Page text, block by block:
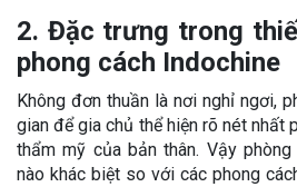
2. Đặc trưng trong
phong cách Indochine
Không đơn thuần là nơi nghỉ ngơi,
gian để gia chủ thể hiện rõ nét nhất
thẩm mỹ của bản thân. Vậy
nào khác biệt so với các phong